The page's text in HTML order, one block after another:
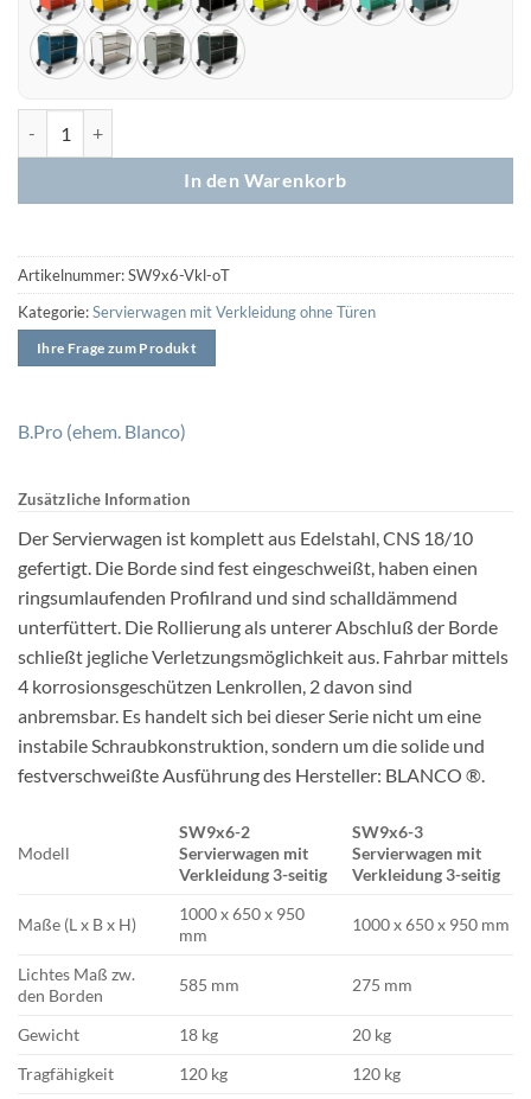
In den Warenkorb
Artikelnummer:SW9x6-Vkl-oT
Kategorie:Servierwagen mit Verkleidung ohne Türen
B.Pro (ehem. Blanco)
Zusätzliche Information
Der Servierwagen ist komplett aus Edelstahl, CNS 18/10
gefertigt. Die Borde sind fest eingeschweißt, haben einen
ringsumlaufenden Profilrand und sind schalldämmend
unterfüttert. Die Rollierung als unterer Abschluß der Borde
schließt jegliche Verletzungsmöglichkeit aus. Fahrbar mittels
4 korrosionsgeschützen Lenkrollen, 2 davon sind
anbremsbar. Es handelt sich bei dieser Serie nicht um eine
instabile Schraubkonstruktion, sondern um die solide und
festverschweißte Ausführung des Hersteller: BLANCO ®.
Modell
SW9x6-2
Servierwagen mit
Verkleidung 3-seitig
SW9x6-3
Servierwagen mit
Verkleidung 3-seitig
Maße (L x B x H)
1000 x 650 x 950
mm
1000 x 650 x 950 mm
Lichtes Maß zw.
den Borden
585 mm 275 mm
Gewicht 18 kg
20 kg
Tragfähigkeit
120 kg 120 kg